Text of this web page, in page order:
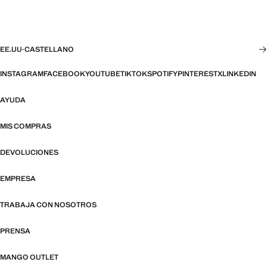
EE.UU·CASTELLANO
INSTAGRAMFACEBOOKYOUTUBETIKTOKSPOTIFYPINTERESTXLINKEDIN
AYUDA
MIS COMPRAS
DEVOLUCIONES
EMPRESA
TRABAJA CON NOSOTROS
PRENSA
MANGO OUTLET